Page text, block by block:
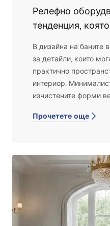
Релефно
тенденция,
интериора
В дизайна на баните
за детайли, които
практично
интериор.
изчистените форми
считат за една от най-
елегантност и
без нужда от
Прочетете още